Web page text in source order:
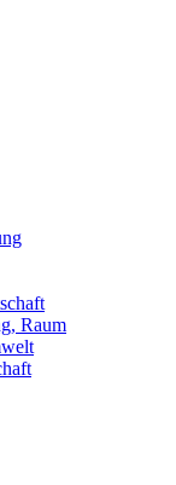
Raum